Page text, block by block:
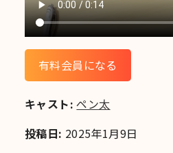
有料会員になる
キャスト: ペン太
投稿日: 2025年1月9日